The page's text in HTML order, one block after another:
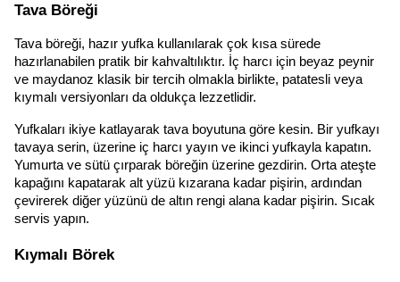
Tava Böreği
Tava böreği, hazır yufka kullanılarak çok kısa sürede
hazırlanabilen pratik bir kahvaltılıktır. İç harcı için beyaz peynir
ve maydanoz klasik bir tercih olmakla birlikte, patatesli veya
kıymalı versiyonları da oldukça lezzetlidir.
Yufkaları ikiye katlayarak tava boyutuna göre kesin. Bir yufkayı
tavaya serin, üzerine iç harcı yayın ve ikinci yufkayla kapatın.
Yumurta ve sütü çırparak böreğin üzerine gezdirin. Orta ateşte
kapağını kapatarak alt yüzü kızarana kadar pişirin, ardından
çevirerek diğer yüzünü de altın rengi alana kadar pişirin. Sıcak
servis yapın.
Kıymalı Börek